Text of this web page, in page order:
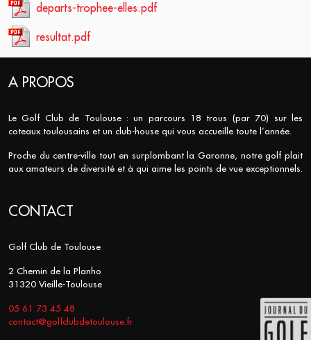
departs-trophee-elles.pdf
resultat.pdf
A PROPOS
Le Golf Club de Toulouse : un parcours 18 trous (par 70) sur les
coteaux toulousains et un club-house qui vous accueille toute l’année.
Proche du centre-ville tout en surplombant la Garonne, notre golf plait
aux amateurs de diversité et à qui aime les points de vue exceptionnels.
CONTACT
Golf Club de Toulouse
2 Chemin de la Planho
31320 Vieille-Toulouse
05 61 73 45 48
contact@golfclubdetoulouse.fr